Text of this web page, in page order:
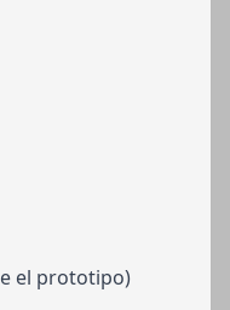
el prototipo)